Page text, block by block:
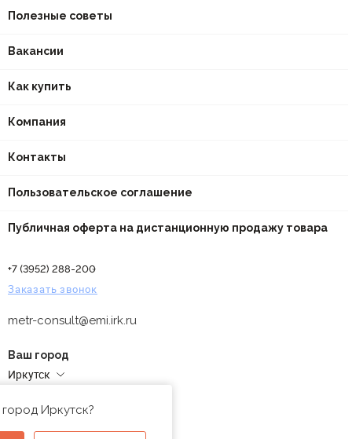
Полезные советы
Вакансии
Как купить
Компания
Контакты
Пользовательское соглашение
Публичная оферта на дистанционную продажу товара
+7 (3952) 288-200
Заказать звонок
metr-consult@emi.irk.ru
Ваш город
Иркутск
Иркутск?